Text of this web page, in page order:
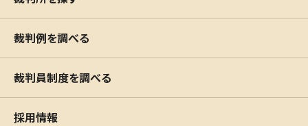
裁判例を調べる
裁判員制度を調べる
採用情報